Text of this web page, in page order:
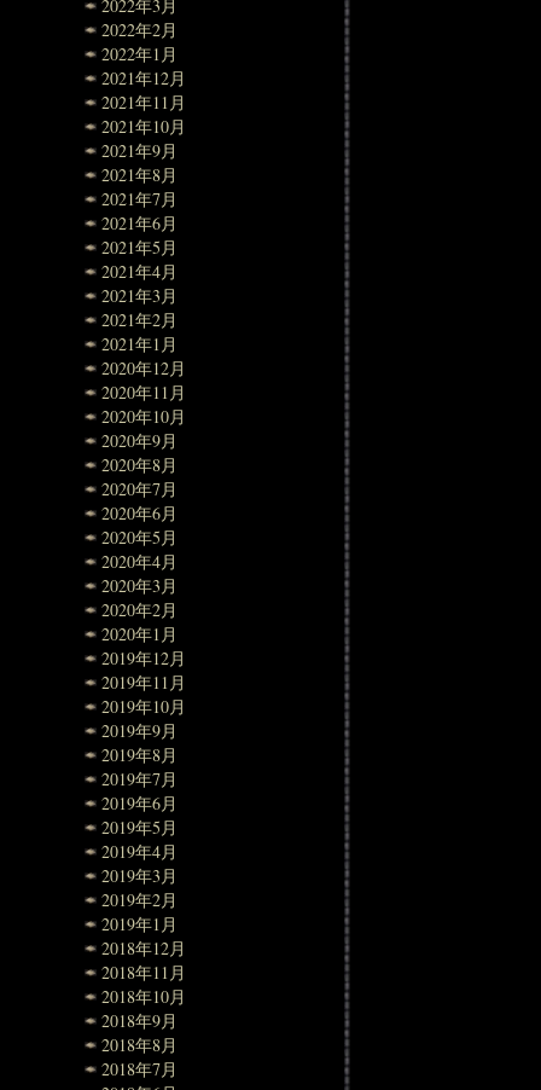
2022年3月
2022年2月
2022年1月
2021年12月
2021年11月
2021年10月
2021年9月
2021年8月
2021年7月
2021年6月
2021年5月
2021年4月
2021年3月
2021年2月
2021年1月
2020年12月
2020年11月
2020年10月
2020年9月
2020年8月
2020年7月
2020年6月
2020年5月
2020年4月
2020年3月
2020年2月
2020年1月
2019年12月
2019年11月
2019年10月
2019年9月
2019年8月
2019年7月
2019年6月
2019年5月
2019年4月
2019年3月
2019年2月
2019年1月
2018年12月
2018年11月
2018年10月
2018年9月
2018年8月
2018年7月